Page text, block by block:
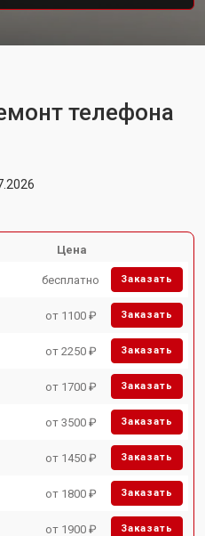
телефона
Цена
бесплатно Заказать
от 1100 ₽ Заказать
от 2250 ₽ Заказать
от 1700 ₽ Заказать
от 3500 ₽ Заказать
от 1450 ₽ Заказать
от 1800 ₽ Заказать
от 1900 ₽ Заказать